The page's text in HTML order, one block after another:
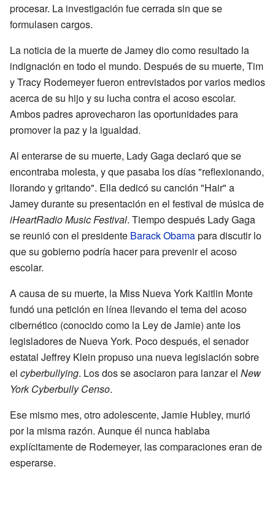
procesar. La investigación fue cerrada sin que se
formulasen cargos.
La noticia de la muerte de Jamey dio como resultado la
indignación en todo el mundo. Después de su muerte, Tim
y Tracy Rodemeyer fueron entrevistados por varios medios
acerca de su hijo y su lucha contra el acoso escolar.
Ambos padres aprovecharon las oportunidades para
promover la paz y la igualdad.
Al enterarse de su muerte, Lady Gaga declaró que se
encontraba molesta, y que pasaba los días "reflexionando,
llorando y gritando". Ella dedicó su canción "Hair" a
Jamey durante su presentación en el festival de música de
iHeartRadio Music Festival. Tiempo después Lady Gaga
se reunió con el presidente Barack Obamapara discutir lo
que su gobierno podría hacer para prevenir el acoso
escolar.
A causa de su muerte, la Miss Nueva York Kaitlin Monte
fundó una petición en línea llevando el tema del acoso
cibernético (conocido como la Ley de Jamie) ante los
legisladores de Nueva York. Poco después, el senador
estatal Jeffrey Klein propuso una nueva legislación sobre
el cyberbullying. Los dos se asociaron para lanzar el New
York Cyberbully Censo.
Ese mismo mes, otro adolescente, Jamie Hubley, murió
por la misma razón. Aunque él nunca hablaba
explícitamente de Rodemeyer, las comparaciones eran de
esperarse.